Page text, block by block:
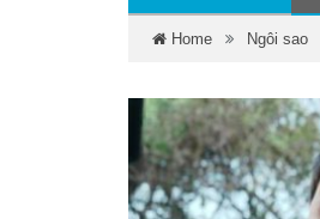
Home Ngôi sao